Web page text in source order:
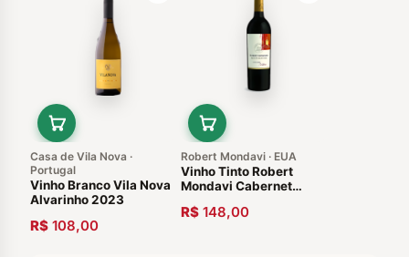
Casa de Vila Nova ·
Portugal
Vinho Branco Vila Nova
Alvarinho 2023
R$ 108,00
Robert Mondavi · EUA
Vinho Tinto Robert
Mondavi Cabernet
Selection 2012
R$ 148,00